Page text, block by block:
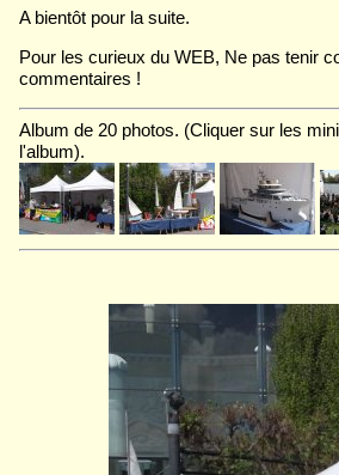
A bientôt pour la suite.
Pour les curieux du WEB, Ne pas tenir
commentaires !
Album de 20 photos. (Cliquer sur les
l'album).